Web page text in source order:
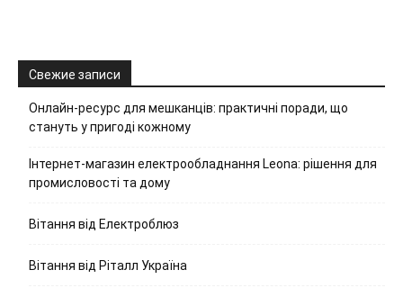
Свежие записи
Онлайн-ресурс для мешканців: практичні поради, що
стануть у пригоді кожному
Інтернет-магазин електрообладнання Leona: рішення для
промисловості та дому
Вітання від Електроблюз
Вітання від Ріталл Україна